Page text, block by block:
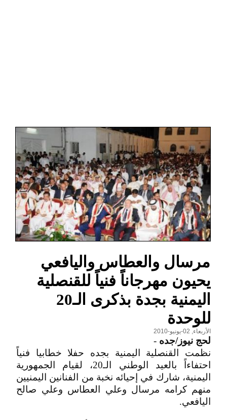
مرسال والعطاس واليافعي
يحيون مهرجاناً فنياً للقنصلية
اليمنية بجدة بذكرى الـ20
للوحدة
الأربعاء, 02-يونيو-2010
لحج نيوز/جده -
نظمت القنصلية اليمنية بجده حفلا خطابيا فنياً
احتفاءاً بالعيد الوطني الـ20، لقيام الجمهورية
اليمنية، شارك في إحيائه نخبة من الفنانين اليمنيين
منهم كرامه مرسال وعلي العطاس وعلي صالح
اليافعي.